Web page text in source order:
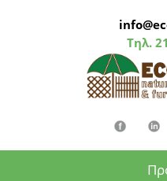
Τηλ.